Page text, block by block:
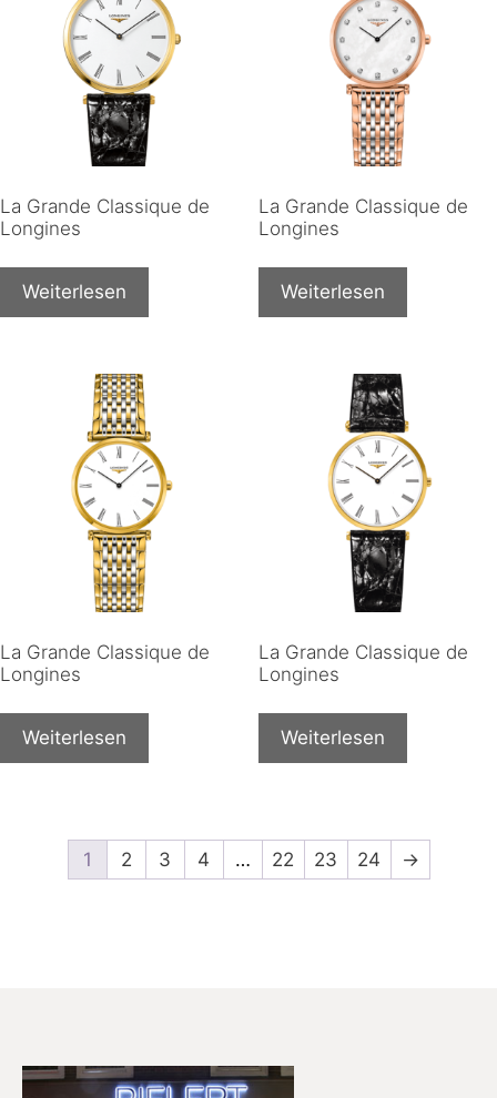
La Grande Classique de
Longines
Weiterlesen
La Grande Classique de
Longines
Weiterlesen
La Grande Classique de
Longines
Weiterlesen
La Grande Classique de
Longines
Weiterlesen
1 2 3 4 … 22 23 24 →